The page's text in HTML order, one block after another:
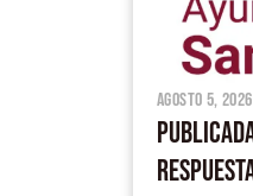
agosto 5, 2026